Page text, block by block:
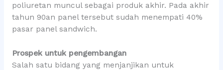
poliuretan muncul sebagai produk akhir. Pada akhir
tahun 90an panel tersebut sudah menempati 40%
pasar panel sandwich.
Prospek untuk pengembangan
Salah satu bidang yang menjanjikan untuk